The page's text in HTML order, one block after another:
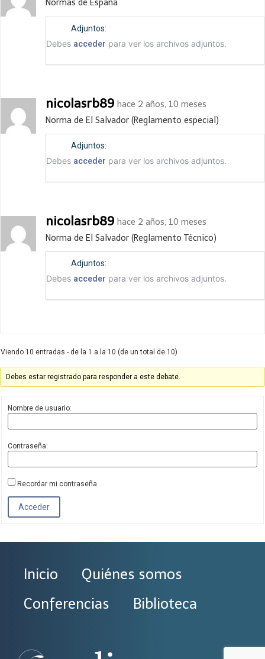
Normas de España
Adjuntos:
Debes acceder para ver los archivos adjuntos.
nicolasrb89 hace 2 años, 10 meses
Norma de El Salvador (Reglamento especial)
Adjuntos:
Debes acceder para ver los archivos adjuntos.
nicolasrb89 hace 2 años, 10 meses
Norma de El Salvador (Reglamento Técnico)
Adjuntos:
Debes acceder para ver los archivos adjuntos.
Viendo 10 entradas - de la 1 a la 10 (de un total de 10)
Debes estar registrado para responder a este debate.
Nombre de usuario:
Contraseña:
Recordar mi contraseña
Acceder
Inicio
Quiénes somos
Conferencias
Biblioteca